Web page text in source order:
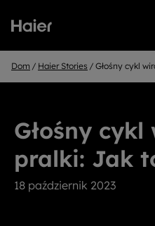
Dom Haier Stories Głośny cykl
Głośny
pralki: Jak
18 październik 2023